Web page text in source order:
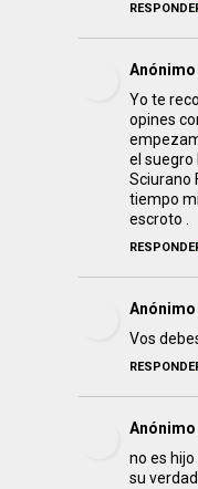
Anónimo
Yo te
opines
el suegro
Sciurano
tiempo
escroto .
Anónimo
Vos
Anónimo
no es
su